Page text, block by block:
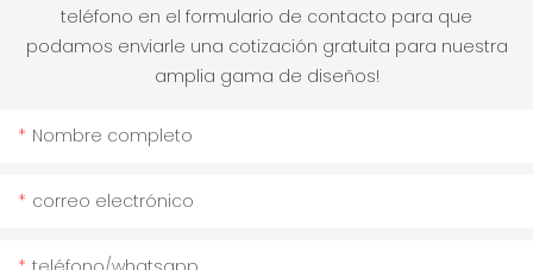
teléfono en el formulario de contacto para que
podamos enviarle una cotización gratuita para nuestra
amplia gama de diseños!
Nombre completo
correo electrónico